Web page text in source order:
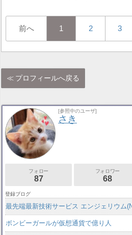
前へ 1 2 3
プロフィールへ戻る
[参照中のユーザ]
さき
フォロー
87
フォロワー
68
登録ブログ
最先端最新技術サービス エンジェリウム
ボンビーガールが仮想通貨で億り人